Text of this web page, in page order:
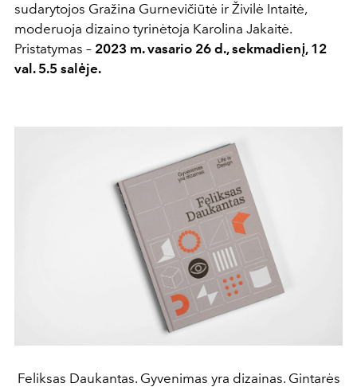
sudarytojos Gražina Gurnevičiūtė ir Živilė Intaitė,
moderuoja dizaino tyrinėtoja Karolina Jakaitė.
Pristatymas – 2023 m. vasario 26 d., sekmadienį, 12
val. 5.5 salėje.
Feliksas Daukantas. Gyvenimas yra dizainas. Gintarės